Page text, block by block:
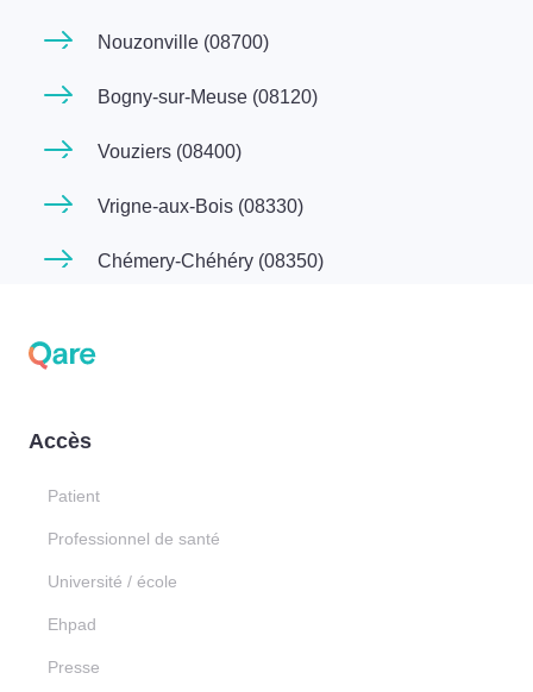
Nouzonville (08700)
Bogny-sur-Meuse (08120)
Vouziers (08400)
Vrigne-aux-Bois (08330)
Chémery-Chéhéry (08350)
Accès
Patient
Professionnel de santé
Université / école
Ehpad
Presse